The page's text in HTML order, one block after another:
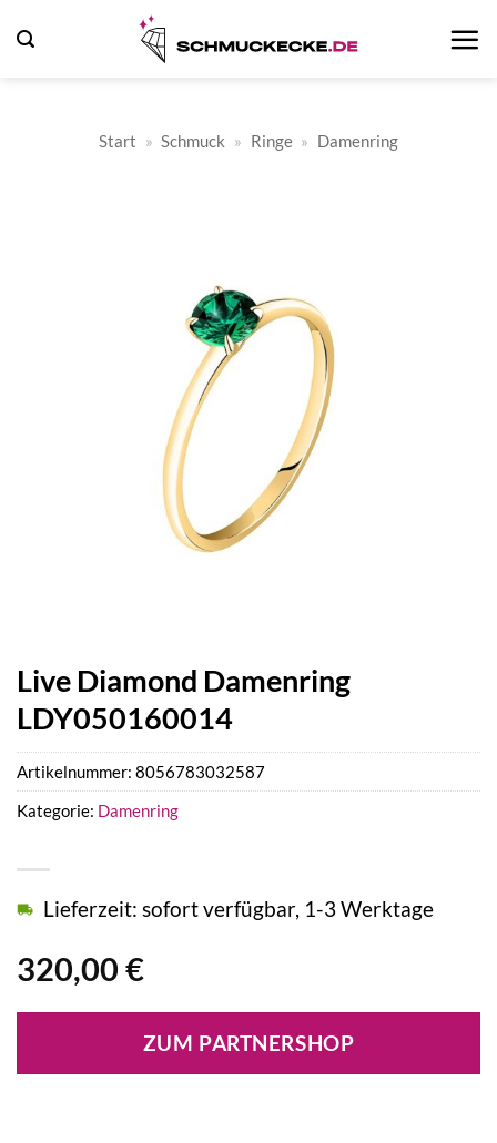
Inhalt
Start » Schmuck » Ringe » Damenring
Live Diamond Damenring
LDY050160014
320,00 €
Lieferzeit: sofort verfügbar, 1-3 Werktage
ZUM PARTNERSHOP
Artikelnummer: 8056783032587
Kategorie: Damenring